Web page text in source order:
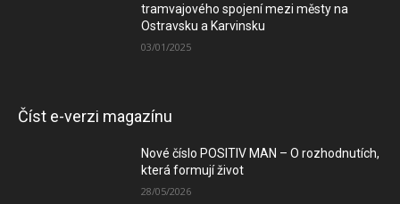
tramvajového spojení mezi městy na
Ostravsku a Karvinsku
03/01/2025
Číst e-verzi magazínu
Nové číslo POSITIV MAN – O rozhodnutích,
která formují život
28/05/2026